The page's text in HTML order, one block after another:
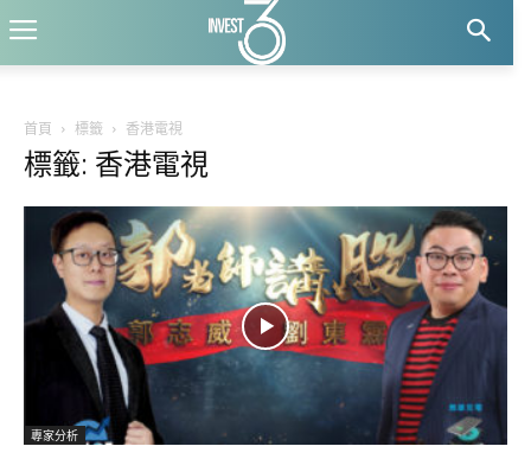
首頁 標籤 香港電視
標籤: 香港電視
專家分析